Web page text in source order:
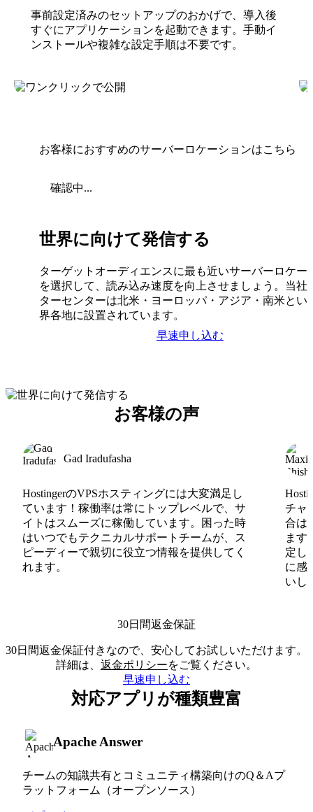
事前設定済みのセットアップのおかげで、導入後
すぐにアプリケーションを起動できます。手動イ
ンストールや複雑な設定手順は不要です。
お客様におすすめのサーバーロケーションはこちら
確認中...
世界に向けて発信する
ターゲットオーディエンスに最も近いサーバーロケー
を選択して、読み込み速度を向上させましょう。当社
ターセンターは北米・ヨーロッパ・アジア・南米とい
界各地に設置されています。
早速申し込む
お客様の声
Gad Iradufasha
HostingerのVPSホスティングには大変満足し
ています！稼働率は常にトップレベルで、サ
イトはスムーズに稼働しています。困った時
はいつでもテクニカルサポートチームが、ス
ピーディーで親切に役立つ情報を提供してく
れます。
チャ
合は
ます
定し
に感
いし
30日間返金保証
30日間返金保証付きなので、安心してお試しいただけます。
詳細は、 返金ポリシーをご覧ください。
早速申し込む
対応アプリが種類豊富
Apache Answer
チームの知識共有とコミュニティ構築向けのQ＆Aプ
ラットフォーム（オープンソース）